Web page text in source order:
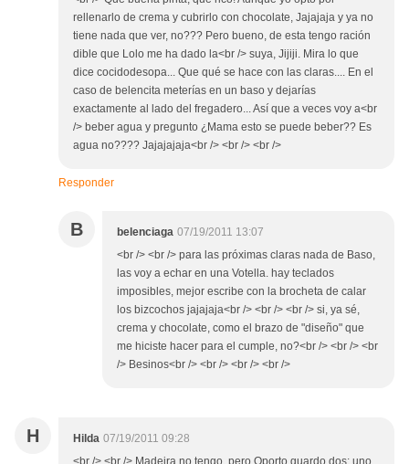
rellenarlo de crema y cubrirlo con chocolate, Jajajaja y ya no
tiene nada que ver, no??? Pero bueno, de esta tengo ración
dible que Lolo me ha dado la<br /> suya, Jijiji. Mira lo que
dice cocidodesopa... Que qué se hace con las claras.... En el
caso de belencita meterías en un baso y dejarías
exactamente al lado del fregadero... Así que a veces voy a<br
/> beber agua y pregunto ¿Mama esto se puede beber?? Es
agua no???? Jajajajaja<br /> <br /> <br />
Responder
B belenciaga 07/19/2011 13:07
<br /> <br /> para las próximas claras nada de Baso,
las voy a echar en una Votella. hay teclados
imposibles, mejor escribe con la brocheta de calar
los bizcochos jajajaja<br /> <br /> <br /> si, ya sé,
crema y chocolate, como el brazo de "diseño" que
me hiciste hacer para el cumple, no?<br /> <br /> <br
/> Besinos<br /> <br /> <br /> <br />
H Hilda 07/19/2011 09:28
<br /> <br /> Madeira no tengo, pero Oporto guardo dos: uno